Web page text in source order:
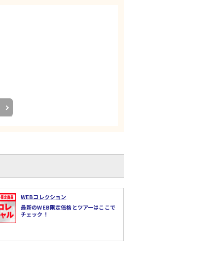
WEBコレクション
最新のWEB限定価格とツアーはここで
チェック！